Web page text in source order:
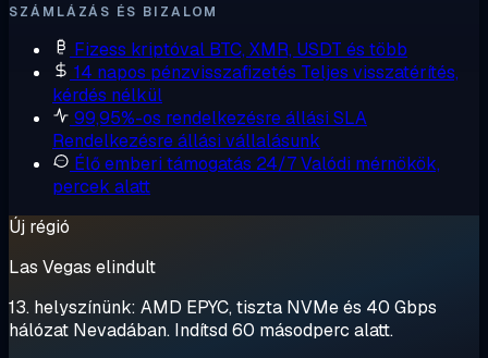
SZÁMLÁZÁS ÉS BIZALOM
Fizess kriptóval BTC, XMR, USDT és több
14 napos pénzvisszafizetés Teljes visszatérítés,
kérdés nélkül
99,95%-os rendelkezésre állási SLA
Rendelkezésre állási vállalásunk
Élő emberi támogatás 24/7Valódi mérnökök,
percek alatt
Új régió
Las Vegas elindult
13. helyszínünk: AMD EPYC, tiszta NVMe és 40 Gbps
hálózat Nevadában. Indítsd 60 másodperc alatt.